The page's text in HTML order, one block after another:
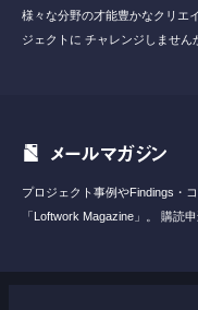
様々な分野の才能豊かなクリエ
ジェクトに チャレンジしません
メールマガジン
プロジェクト事例やFindings・
「Loftwork Magazine」。
購読